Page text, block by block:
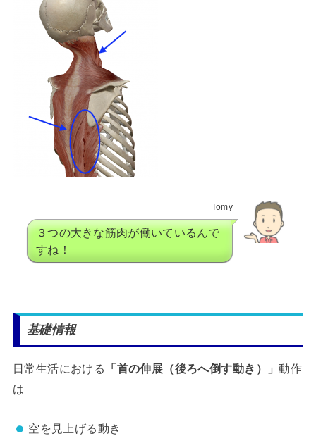
Tomy
３つの大きな筋肉が働いているんで
すね！
基礎情報
日常生活における 「首の伸展（後ろへ倒す動き）」動作
は
空を見上げる動き